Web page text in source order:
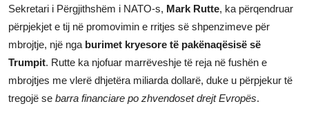
Sekretari i Përgjithshëm i NATO-s, Mark Rutte, ka përqendruar
përpjekjet e tij në promovimin e rritjes së shpenzimeve për
mbrojtje, një nga burimet kryesore të pakënaqësisë së
Trumpit. Rutte ka njofuar marrëveshje të reja në fushën e
mbrojtjes me vlerë dhjetëra miliarda dollarë, duke u përpjekur të
tregojë se barra financiare po zhvendoset drejt Evropës.